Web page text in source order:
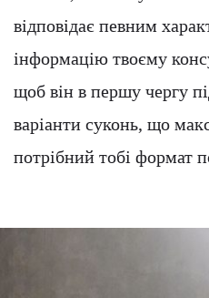
відповідає певним
інформацію твоєму
щоб він в першу чергу
варіанти суконь, що
потрібний тобі формат